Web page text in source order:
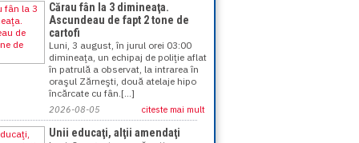
Cărau fân la 3 dimineaţa.
Ascundeau de fapt 2 tone de
cartofi
Luni, 3 august, în jurul orei 03:00
dimineaţa, un echipaj de poliţie aflat
în patrulă a observat, la intrarea în
oraşul Zărneşti, două atelaje hipo
încărcate cu fân.[...]
2026-08-05 citeste mai mult
Unii educaţi, alţii amendaţi